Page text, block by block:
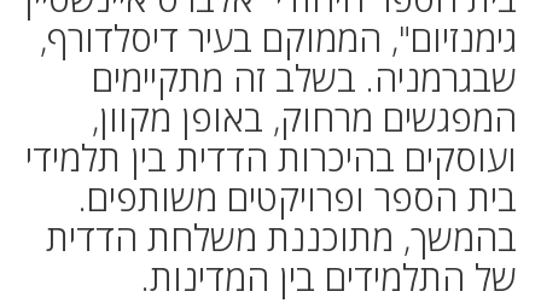
גימנזיום", הממוקם בעיר דיסלדורף,
שבגרמניה. בשלב זה מתקיימים
המפגשים מרחוק, באופן מקוון,
ועוסקים בהיכרות הדדית בין תלמידי
בית הספר ופרויקטים משותפים.
בהמשך, מתוכננת משלחת הדדית
של התלמידים בין המדינות.